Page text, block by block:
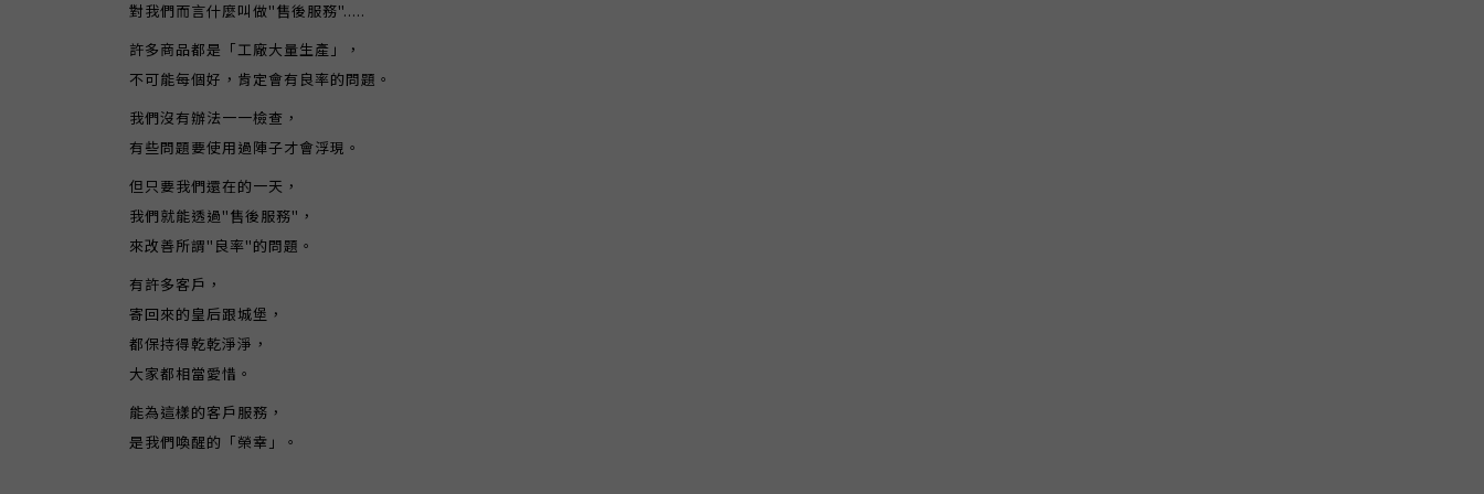
對我們而言什麼叫做"售後服務".....
許多商品都是「工廠大量生產」，
不可能每個好，肯定會有良率的問題。
我們沒有辦法一一檢查，
有些問題要使用過陣子才會浮現。
但只要我們還在的一天，
我們就能透過"售後服務"，
來改善所謂"良率"的問題。
有許多客戶，
寄回來的皇后跟城堡，
都保持得乾乾淨淨，
大家都相當愛惜。
能為這樣的客戶服務，
是我們喚醒的「榮幸」。